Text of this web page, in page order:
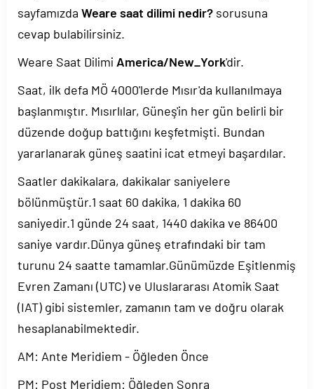
sayfamızda Weare saat dilimi nedir? sorusuna
cevap bulabilirsiniz.
Weare Saat Dilimi America/New_York'dir.
Saat, ilk defa MÖ 4000'lerde Mısır'da kullanılmaya
başlanmıştır. Mısırlılar, Güneş'in her gün belirli bir
düzende doğup battığını keşfetmişti. Bundan
yararlanarak güneş saatini icat etmeyi başardılar.
Saatler dakikalara, dakikalar saniyelere
bölünmüştür.1 saat 60 dakika, 1 dakika 60
saniyedir.1 günde 24 saat, 1440 dakika ve 86400
saniye vardır.Dünya güneş etrafındaki bir tam
turunu 24 saatte tamamlar.Günümüzde Eşitlenmiş
Evren Zamanı (UTC) ve Uluslararası Atomik Saat
(IAT) gibi sistemler, zamanın tam ve doğru olarak
hesaplanabilmektedir.
AM: Ante Meridiem - Öğleden Önce
PM: Post Meridiem: Öğleden Sonra